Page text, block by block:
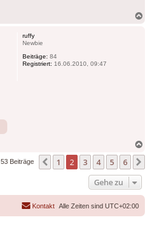
ruffy
Newbie
Beiträge: 84
Registriert: 16.06.2010, 09:47
53 Beiträge Vorherige
1 2 3 4 5 6
Gehe zu
Alle Zeiten sind UTC+02:00
Kontakt